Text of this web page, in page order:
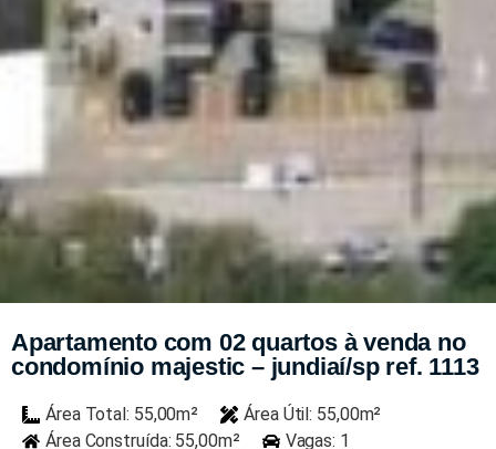
Apartamento com 02 quartos à venda no
condomínio majestic – jundiaí/sp ref. 1113
Área Total: 55,00m²
Área Útil: 55,00m²
Área Construída: 55,00m²
Vagas: 1